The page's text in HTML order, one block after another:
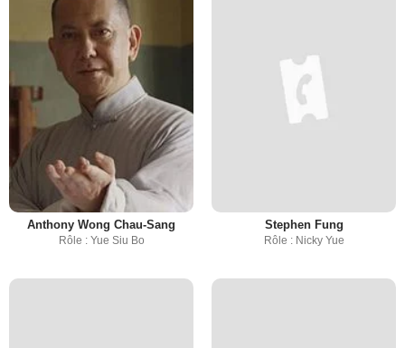
Anthony Wong Chau-Sang
Rôle : Yue Siu Bo
Stephen Fung
Rôle : Nicky Yue